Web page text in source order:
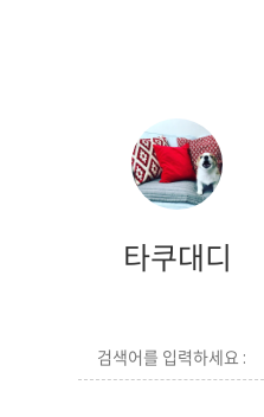
타쿠대디